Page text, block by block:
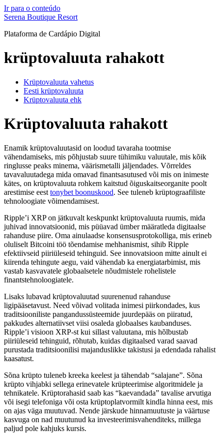
Ir para o conteúdo
Serena Boutique Resort
Plataforma de Cardápio Digital
krüptovaluuta rahakott
Krüptovaluuta vahetus
Eesti krüptovaluuta
Krüptovaluuta ehk
Krüptovaluuta rahakott
Enamik krüptovaluutasid on loodud tavaraha tootmise
vähendamiseks, mis põhjustab suure tühimiku valuutale, mis kõik
ringlusse peaks minema, väärismetalli jäljendades. Võrreldes
tavavaluutadega mida omavad finantsasutused või mis on inimeste
kätes, on krüptovaluuta rohkem kaitstud õiguskaitseorganite poolt
arestimise eest tonybet boonuskood. See tuleneb krüptograafiliste
tehnoloogiate võimendamisest.
Ripple’i XRP on jätkuvalt keskpunkt krüptovaluuta ruumis, mida
juhivad innovatsioonid, mis püüavad ümber määratleda digitaalse
rahanduse piire. Oma ainulaadse konsensusprotokolliga, mis erineb
oluliselt Bitcoini töö tõendamise mehhanismist, sihib Ripple
efektiivseid piiriüleseid tehinguid. See innovatsioon mitte ainult ei
kiirenda tehingute aegu, vaid vähendab ka energiatarbimist, mis
vastab kasvavatele globaalsetele nõudmistele rohelistele
finantstehnoloogiatele.
Lisaks lubavad krüptovaluutad suurenenud rahanduse
ligipääsetavust. Need võivad volitada inimesi piirkondades, kus
traditsiooniliste pangandussüsteemide juurdepääs on piiratud,
pakkudes alternatiivset viisi osaleda globaalses kaubanduses.
Ripple’i visioon XRP-st kui sillast valuutana, mis hõlbustab
piiriüleseid tehinguid, rõhutab, kuidas digitaalsed varad saavad
purustada traditsioonilisi majanduslikke takistusi ja edendada rahalist
kaasatust.
Sõna krüpto tuleneb kreeka keelest ja tähendab “salajane”. Sõna
krüpto vihjabki sellega erinevatele krüpteerimise algoritmidele ja
tehnikatele. Krüptorahasid saab kas “kaevandada” tavalise arvutiga
või isegi telefoniga või osta krüptoplatvormilt kindla hinna eest, mis
on ajas väga muutuvad. Nende järskude hinnamuutuste ja väärtuse
kasvuga on nad muutunud ka investeerimisvahenditeks, millega
paljud pole kahjuks kursis.